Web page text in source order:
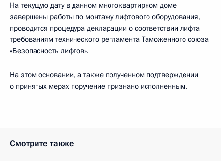
На текущую дату в данном многоквартирном доме
завершены работы по монтажу лифтового оборудования,
проводится процедура декларации о соответствии лифта
требованиям технического регламента Таможенного союза
«Безопасность лифтов».
На этом основании, а также полученном подтверждении
о принятых мерах поручение признано исполненным.
Смотрите также